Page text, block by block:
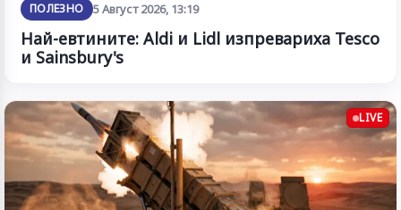
ПОЛЕЗНО 5 Август 2026, 13:19
Най-евтините: Aldi и Lidl изпревариха Tesco
и Sainsbury's
LIVE